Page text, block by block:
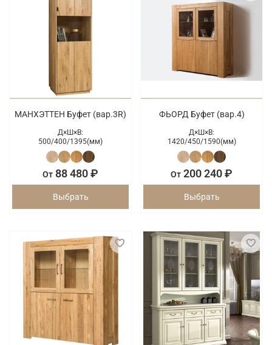
МАНХЭТТЕН Буфет (вар.3R)
Д×Ш×В:
500/400/1395(мм)
От 88 480 ₽
Выбрать
ФЬОРД Буфет (вар.4)
Д×Ш×В:
1420/450/1590(мм)
От 200 240 ₽
Выбрать